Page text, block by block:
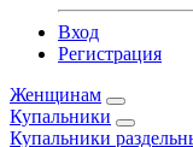
Вход
Регистрация
Женщинам
Купальники
Купальники